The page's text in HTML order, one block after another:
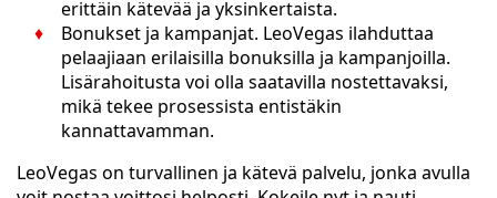
erittäin kätevää ja yksinkertaista.
Bonukset ja kampanjat. LeoVegas ilahduttaa
pelaajiaan erilaisilla bonuksilla ja kampanjoilla.
Lisärahoitusta voi olla saatavilla nostettavaksi,
mikä tekee prosessista entistäkin
kannattavamman.
LeoVegas on turvallinen ja kätevä palvelu, jonka avulla